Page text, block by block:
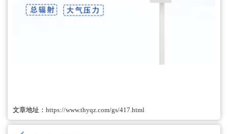
文章地址： https://www.thyqz.com/gs/417.html